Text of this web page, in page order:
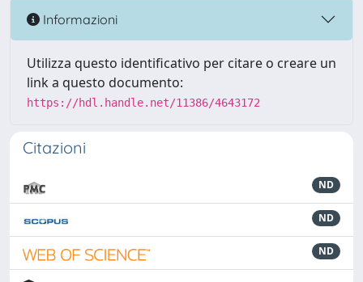
Informazioni
Utilizza questo identificativo per citare o creare un
link a questo documento:
https://hdl.handle.net/11386/4643172
Citazioni
ND
ND
ND